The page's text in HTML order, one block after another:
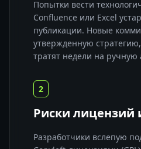
Попытки вести
Confluence или Excel
публикации. Новые
утвержденную
тратят недели на ручную
2
Риски лицензий
Разработчики вслепую